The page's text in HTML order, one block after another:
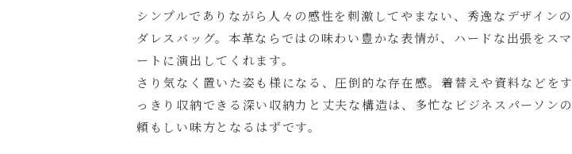
シンプルでありながら人々の感性を刺激してやまない、秀逸なデザインの
ダレスバッグ。本革ならではの味わい豊かな表情が、ハードな出張をスマ
ートに演出してくれます。
さり気なく置いた姿も様になる、圧倒的な存在感。着替えや資料などをす
っきり収納できる深い収納力と丈夫な構造は、多忙なビジネスパーソンの
頼もしい味方となるはずです。